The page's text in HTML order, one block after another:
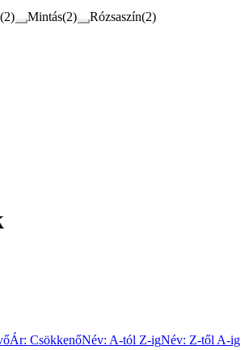
(2) Mintás(2) Rózsaszín(2)
Ár: CsökkenőNév: A-tól Z-igNév: Z-től A-ig